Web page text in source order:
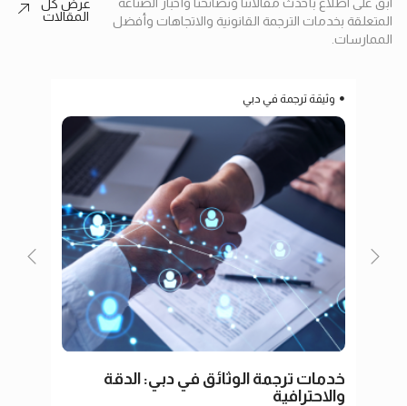
المتعلقة بخدمات الترجمة القانونية والاتجاهات وأفضل
الممارسات.
عرض كل
المقالات
وثيقة ترجمة في دبي
خدمات ترجمة الوثائق في دبي: الدقة
والاحترافية